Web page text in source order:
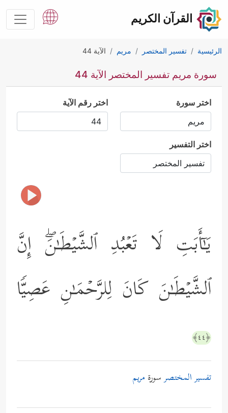
القرآن الكريم
الرئيسية تفسير المختصر مريم الآية 44
سورة مريم تفسير المختصر الآية 44
اختر سورة اختر رقم الآية
اختر التفسير
یَـٰۤأَبَتِ لَا تَعۡبُدِ ٱلشَّیۡطَـٰنَۖ إِنَّ
ٱلشَّیۡطَـٰنَ كَانَ لِلرَّحۡمَـٰنِ عَصِیࣰّا
﴿٤٤﴾
تفسير المختصرسورة مريم